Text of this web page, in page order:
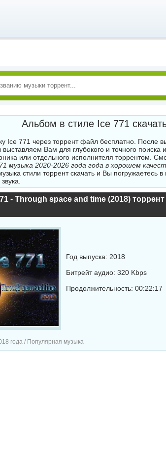
Альбом в стиле Ice 771
Ice 771 через торрент файл бесплатно. После
Вам для глубокого и точного
или отдельного исполнителя торрентом.
музыка 2020-2026 года года в хорошем
стили торрент скачать и Вы погружаетесь
- Through space and time (2018) торрент
Год выпуска: 2018
Битрейт аудио: 320 Kbps
Продолжительность: 00:22:17
года / Популярная музыка